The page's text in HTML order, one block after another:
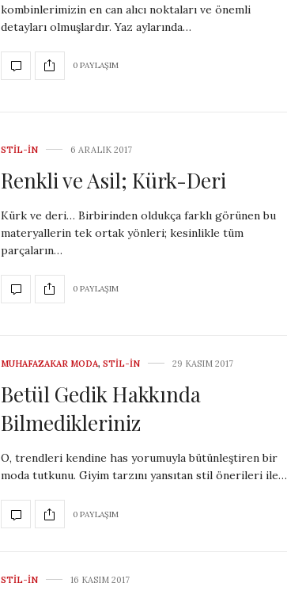
kombinlerimizin en can alıcı noktaları ve önemli
detayları olmuşlardır. Yaz aylarında…
0 PAYLAŞIM
STIL-IN 6 ARALIK 2017
Renkli ve Asil; Kürk-Deri
Kürk ve deri… Birbirinden oldukça farklı görünen bu
materyallerin tek ortak yönleri; kesinlikle tüm
parçaların…
0 PAYLAŞIM
MUHAFAZAKAR MODA, STIL-IN 29 KASIM 2017
Betül Gedik Hakkında
Bilmedikleriniz
O, trendleri kendine has yorumuyla bütünleştiren bir
moda tutkunu. Giyim tarzını yansıtan stil önerileri ile…
0 PAYLAŞIM
STIL-IN 16 KASIM 2017